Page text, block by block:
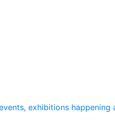
exhibitions happening